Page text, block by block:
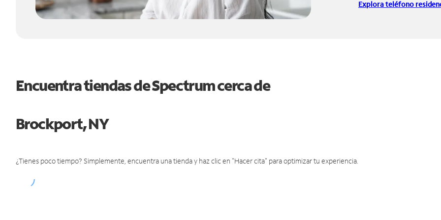
Explora teléfono
Encuentra tiendas de Spectrum cerca de
Brockport, NY
¿Tienes poco tiempo? Simplemente, encuentra una tienda y haz clic en "Hacer cita" para optimizar tu experiencia.